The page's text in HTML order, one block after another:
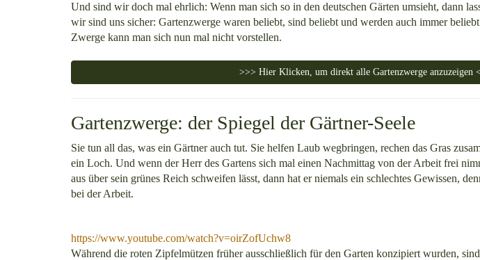
Und sind wir doch mal ehrlich: Wenn man sich so in den deutschen Gärten umsieht, dann
wir sind uns sicher: Gartenzwerge waren beliebt, sind beliebt und werden auch immer
Zwerge kann man sich nun mal nicht vorstellen.
>>> Hier Klicken, um direkt alle Gartenzwerge anzuzeigen
Gartenzwerge: der Spiegel der Gärtner-Seele
Sie tun all das, was ein Gärtner auch tut. Sie helfen Laub wegbringen, rechen das Gras
ein Loch. Und wenn der Herr des Gartens sich mal einen Nachmittag von der Arbeit frei
aus über sein grünes Reich schweifen lässt, dann hat er niemals ein schlechtes Gewissen,
bei der Arbeit.
https://www.youtube.com/watch?v=oirZofUchw8
Während die roten Zipfelmützen früher ausschließlich für den Garten konzipiert wurden,